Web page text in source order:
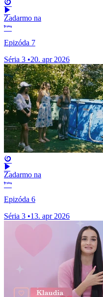
Zadarmo na
Epizóda 7
Séria 3 •20. apr 2026
Zadarmo na
Epizóda 6
Séria 3 •13. apr 2026